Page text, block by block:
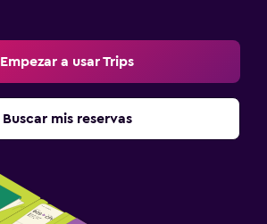
Empezar a usar Trips
Buscar mis reservas